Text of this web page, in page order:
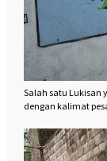
Salah satu Lukisan
dengan kalimat